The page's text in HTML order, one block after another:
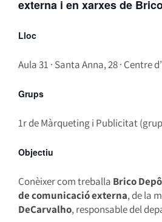
externa i en xarxes de
Lloc
Aula 31 · Santa Anna, 28 · Centre
Grups
1r de Màrqueting i Publicitat
Objectiu
Conèixer com treballa Brico
de comunicació externa, de la
DeCarvalho, responsable del